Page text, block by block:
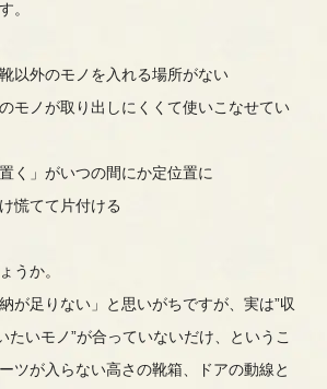
。
以外のモノを入れる場所がない
モノが取り出しにくくて使いこなせてい
く」がいつの間にか定位置に
慌てて片付ける
うか。
が足りない」と思いがちですが、実は”収
たいモノ”が合っていないだけ、というこ
ツが入らない高さの靴箱、ドアの動線と